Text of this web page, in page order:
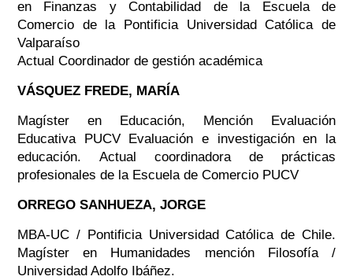
en Finanzas y Contabilidad de la Escuela de
Comercio de la Pontificia Universidad Católica de
Valparaíso
Actual Coordinador de gestión académica
VÁSQUEZ FREDE, MARÍA
Magíster en Educación, Mención Evaluación
Educativa PUCV Evaluación e investigación en la
educación. Actual coordinadora de prácticas
profesionales de la Escuela de Comercio PUCV
ORREGO SANHUEZA, JORGE
MBA-UC / Pontificia Universidad Católica de Chile.
Magíster en Humanidades mención Filosofía /
Universidad Adolfo Ibáñez.